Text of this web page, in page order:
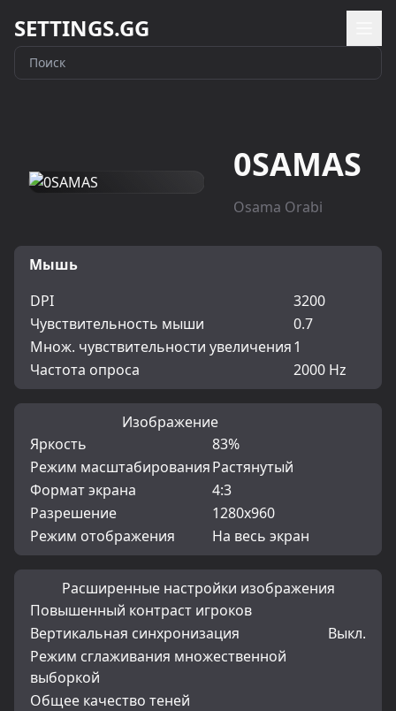
SETTINGS.GG
0SAMAS
Osama Orabi
Мышь
DPI
3200
Чувствительность мыши
0.7
Множ. чувствительности увеличения1
Частота опроса
2000 Hz
Изображение
Яркость
83%
Режим масштабированияРастянутый
Формат экрана
4:3
Разрешение
1280x960
Режим отображения
На весь экран
Расширенные настройки изображения
Повышенный контраст игроков
Вертикальная синхронизация
Выкл.
Режим сглаживания множественной
выборкой
Общее качество теней